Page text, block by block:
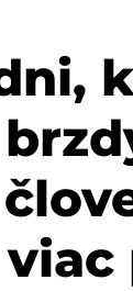
viac